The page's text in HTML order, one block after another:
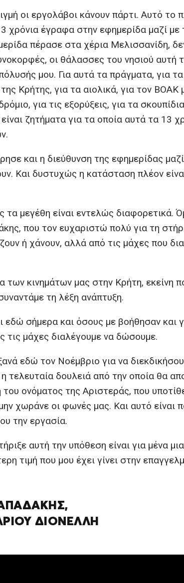
οι εργολάβοι κάνουν πάρτι. Αυτό το
χρόνια έγραφα στην εφημερίδα μαζί με
πέρασε στα χέρια Μελισσανίδη,
οι θάλασσες του νησιού αυτή
μου. Για αυτά τα πράγματα, για
Κρήτης, για τα αιολικά, για τον ΒΟΑΚ
για τις εξορύξεις, για τα
ζητήματα για τα οποία αυτά τα 13
και η διεύθυνση της εφημερίδας
Και δυστυχώς η κατάσταση πλέον
τα μεγέθη είναι εντελώς διαφορετικά.
που τον ευχαριστώ πολύ για τη
ή χάνουν, αλλά από τις μάχες που
των κινημάτων μας στην Κρήτη, εκείνη
τη λέξη ανάπτυξη.
σήμερα και όσους με βοήθησαν και
τις μάχες διαλέγουμε να δώσουμε.
εδώ τον Νοέμβριο για να
τελευταία δουλειά από την οποία θα
ονόματος της Αριστεράς, που
χωράνε οι φωνές μας. Και αυτό είναι
την εργασία.
αυτή την υπόθεση είναι για μένα
τιμή που μου έχει γίνει στην
ΔΙΟΝΕΛΛΗ